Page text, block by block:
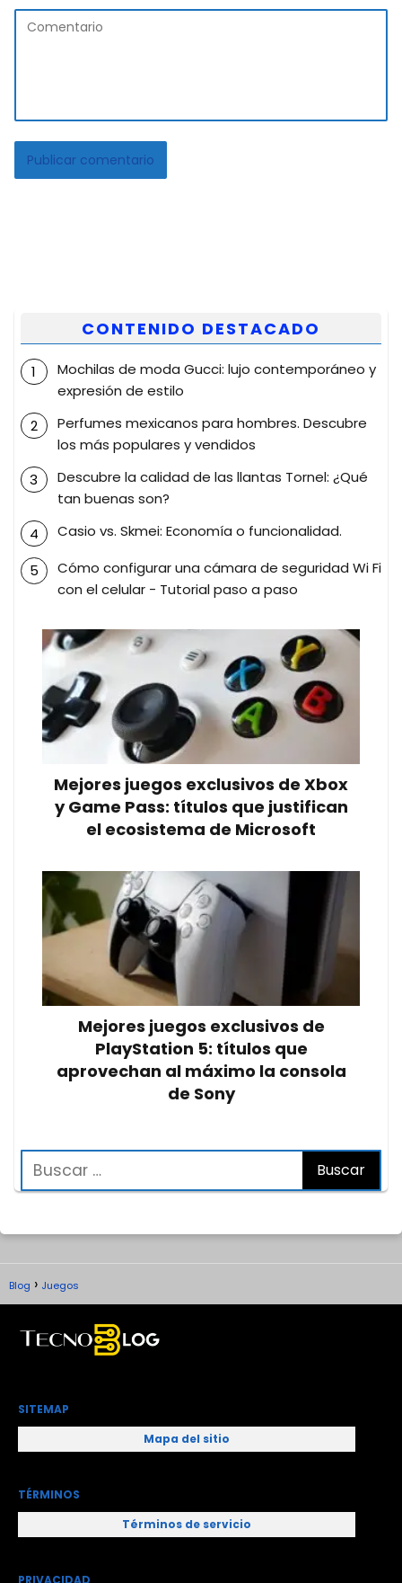
CONTENIDO DESTACADO
Mochilas de moda Gucci: lujo contemporáneo y
expresión de estilo
Perfumes mexicanos para hombres. Descubre
los más populares y vendidos
Descubre la calidad de las llantas Tornel: ¿Qué
tan buenas son?
Casio vs. Skmei: Economía o funcionalidad.
Cómo configurar una cámara de seguridad Wi Fi
con el celular - Tutorial paso a paso
Mejores juegos exclusivos de Xbox
y Game Pass: títulos que justifican
el ecosistema de Microsoft
Mejores juegos exclusivos de
PlayStation 5: títulos que
aprovechan al máximo la consola
de Sony
Blog Juegos
SITEMAP
Mapa del sitio
TÉRMINOS
Términos de servicio